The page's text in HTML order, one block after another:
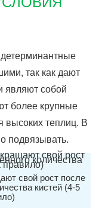
так как дают
являют собой
более крупные
высоких теплиц. В
подвязывать.
свой рост после
кистей (4-5